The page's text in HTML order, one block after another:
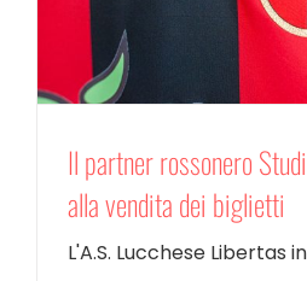
Il partner rossonero
alla vendita dei biglietti
L'A.S. Lucchese Libertas